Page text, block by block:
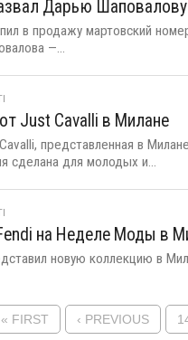
Дарью
в продажу мартовский
—...
Just Cavalli в Милане
представленная в
сделана для молодых и...
на Неделе Моды в
новую коллекцию в
« FIRST ‹ PREVIOUS